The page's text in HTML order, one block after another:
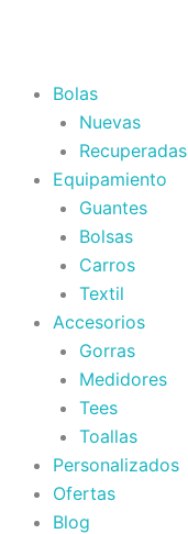
Bolas
Nuevas
Recuperadas
Equipamiento
Guantes
Bolsas
Carros
Textil
Accesorios
Gorras
Medidores
Tees
Toallas
Personalizados
Ofertas
Blog